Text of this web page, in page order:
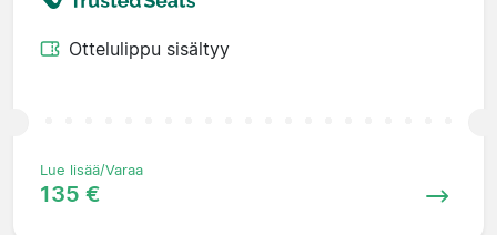
Ottelulippu sisältyy
Lue lisää/Varaa
135 €